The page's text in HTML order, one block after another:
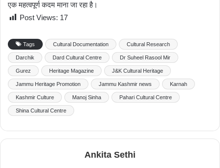
एक महत्वपूर्ण कदम माना जा रहा है।
Post Views: 17
Tags Cultural Documentation Cultural Research
Darchik Dard Cultural Centre Dr Suheel Rasool Mir
Gurez Heritage Magazine J&K Cultural Heritage
Jammu Heritage Promotion Jammu Kashmir news Karnah
Kashmir Culture Manoj Sinha Pahari Cultural Centre
Shina Cultural Centre
Ankita Sethi